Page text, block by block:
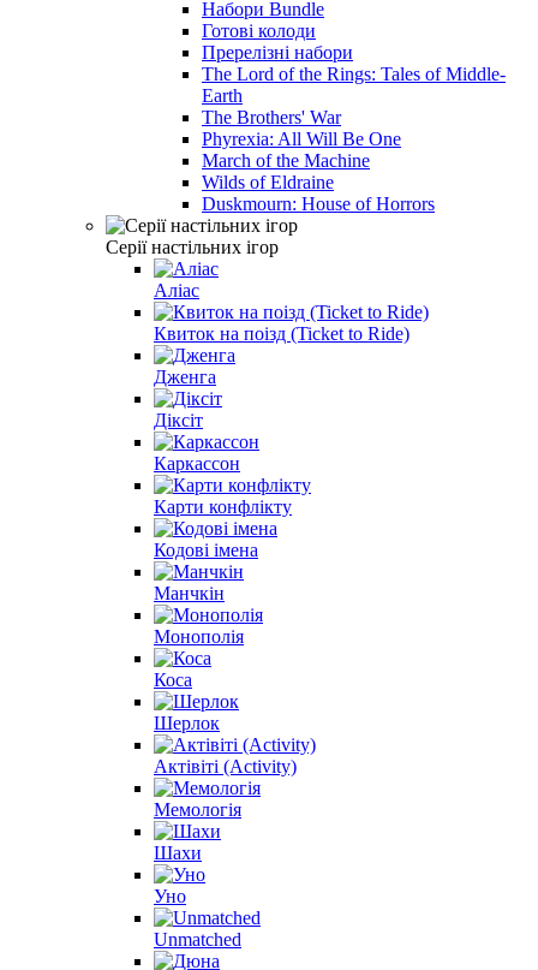
Набори Bundle
Готові колоди
Пререлізні набори
The Lord of the Rings: Tales of Middle-
Earth
The Brothers' War
Phyrexia: All Will Be One
March of the Machine
Wilds of Eldraine
Duskmourn: House of Horrors
Серії настільних ігор
Аліас
Квиток на поізд (Ticket to Ride)
Дженга
Діксіт
Каркассон
Карти конфлікту
Кодові імена
Манчкін
Монополія
Коса
Шерлок
Актівіті (Activity)
Мемологія
Шахи
Уно
Unmatched